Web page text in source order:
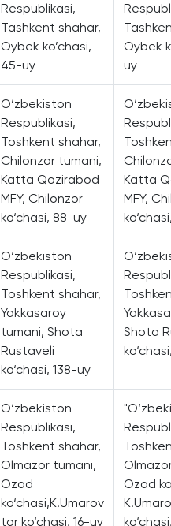
Respublikasi,
Tashkent shahar,
Oybek ko’chasi,
45-uy
Oybek
uy
O‘zbekiston
Respublikasi,
Toshkent shahar,
Chilonzor tumani,
Katta Qozirabod
MFY, Chilonzor
ko‘chasi, 88-uy
Katta
MFY,
O‘zbekiston
Respublikasi,
Toshkent shahar,
Yakkasaroy
tumani, Shota
Rustaveli
ko‘chasi, 138-uy
Shota
O‘zbekiston
Respublikasi,
Toshkent shahar,
Olmazor tumani,
Ozod
ko‘chasi,K.Umarov
tor ko‘chasi, 16-uy
Ozod